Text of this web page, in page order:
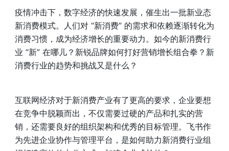
疫情冲击下，数字经济的快速发展，催生出一批新业态
新消费模式。人们对 “新消费” 的需求和依赖逐渐转化为
消费习惯，成为经济增长的重要动力。如今的新消费行
业 “新” 在哪儿？新锐品牌如何打好营销增长组合拳？新
消费行业的趋势和挑战又是什么？
互联网经济对于新消费产业有了更高的要求，企业要想
在竞争中脱颖而出，不仅需要过硬的产品和扎实的营
销，还需要良好的组织架构和优秀的目标管理。飞书作
为先进企业协作与管理平台，是如何助力新消费行业组